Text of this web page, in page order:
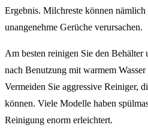
Ergebnis. Milchreste können
unangenehme Gerüche verursachen.
Am besten reinigen Sie den
nach Benutzung mit warmem
Vermeiden Sie aggressive Reiniger,
können. Viele Modelle haben
Reinigung enorm erleichtert.